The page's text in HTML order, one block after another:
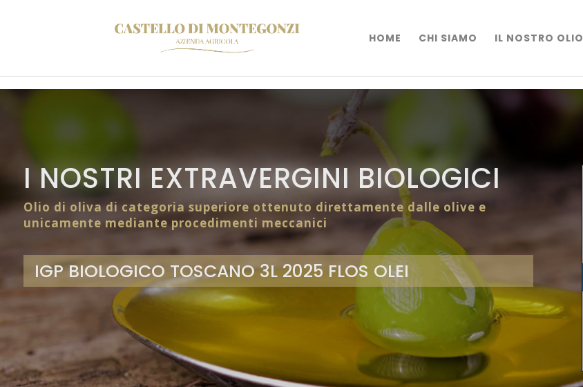
HOME CHI SIAMO IL NOSTRO OLIO
I NOSTRI EXTRAVERGINI BIOLOGICI
Olio di oliva di categoria superiore ottenuto direttamente dalle olive e
unicamente mediante procedimenti meccanici
IGP BIOLOGICO TOSCANO 3L 2025 FLOS OLEI